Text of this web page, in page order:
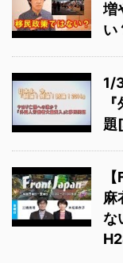
増
い
1/
題
麻
な